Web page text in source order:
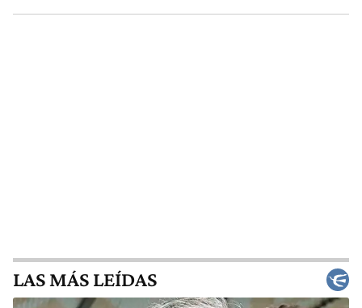
LAS MÁS LEÍDAS